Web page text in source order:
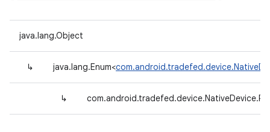
java.lang.Object
↳ java.lang.Enum<
↳